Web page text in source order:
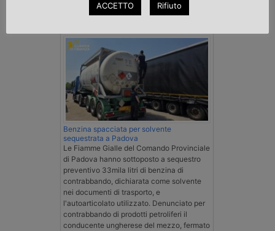
Cronaca
Benzina spacciata per solvente
sequestrata a Padova
Le Fiamme Gialle del Comando Provinciale
di Padova hanno sottoposto a sequestro
preventivo 33mila litri di benzina di
contrabbando, dichiarata come solvente
nei documenti di trasporto, e
l'autoarticolato utilizzato. Denunciato per
contrabbando di prodotti petroliferi il
conducente ungherese del mezzo, fermato
ACCETTO Rifiuto